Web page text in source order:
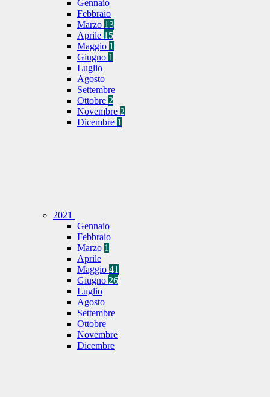
Gennaio
Febbraio
Marzo 13
Aprile 15
Maggio 1
Giugno 1
Luglio
Agosto
Settembre
Ottobre 2
Novembre 2
Dicembre 1
2021
Gennaio
Febbraio
Marzo 1
Aprile
Maggio 41
Giugno 26
Luglio
Agosto
Settembre
Ottobre
Novembre
Dicembre